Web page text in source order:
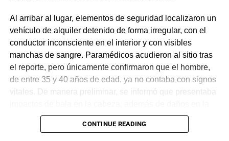
Al arribar al lugar, elementos de seguridad localizaron un
vehículo de alquiler detenido de forma irregular, con el
conductor inconsciente en el interior y con visibles
manchas de sangre. Paramédicos acudieron al sitio tras
el reporte, pero únicamente confirmaron que el hombre,
de entre 35 y 40 años de edad, ya no contaba con signos
vitales. De manera preliminar, se informó que presentaba
puerta del lado del conductor.
CONTINUE READING